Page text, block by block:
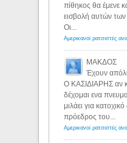
πίθηκος θα έμενε
εισβολή αυτών των
Οι...
ΜΑΚΔΟΣ
Έχουν
Ο ΚΑΣΙΔΙΑΡΗΣ αν
δέχομαι ενα
μιλάει για
πρόεδρος του...